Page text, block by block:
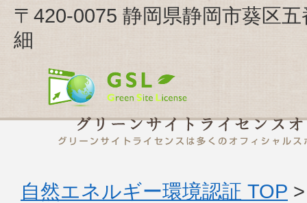
〒420-0075 静岡県静岡市葵区
細
自然エネルギー環境認証 TOP